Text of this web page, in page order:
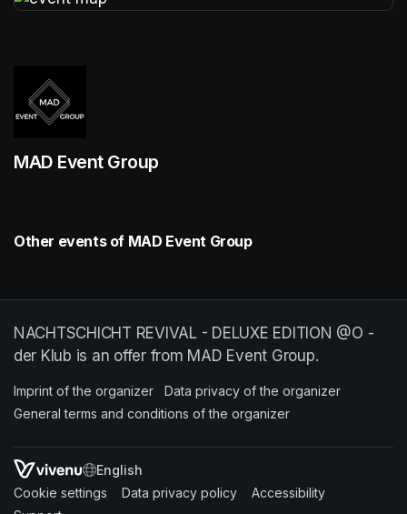
MAD Event Group
Other events of MAD Event Group
NACHTSCHICHT REVIVAL - DELUXE EDITION @O -
der Klub is an offer from MAD Event Group.
Imprint of the organizer (opens in a new tab)
Data privacy of the organizer
General terms and conditions of the organizer
SWITCH LANGUAGE
Cookie settings (opens in a new tab)
Data privacy policy (opens in a new tab)
Accessibility